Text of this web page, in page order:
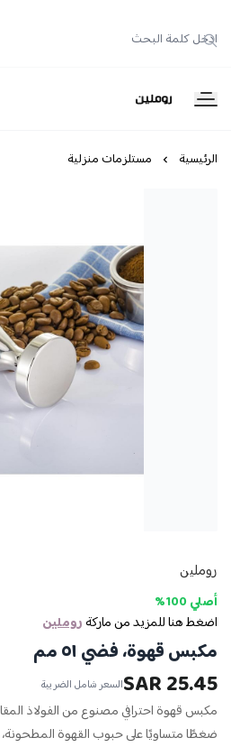
روملين
الرئيسية مستلزمات منزلية
روملين
أصلي 100%
اضغط هنا للمزيد من ماركةروملين
مكبس قهوة، فضي ٥١ مم
25.45 SAR السعر شامل الضريبة
مكبس قهوة احترافي مصنوع من الفولاذ
ضغطًا متساويًا على حبوب القهوة